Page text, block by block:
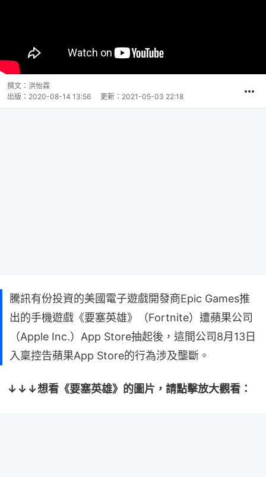
撰文： 洪怡霖
出版： 2020-08-14 13:56 更新： 2021-05-03 22:18
騰訊有份投資的美國電子遊戲開發商Epic Games推
出的手機遊戲《要塞英雄》（Fortnite）遭蘋果公司
（Apple Inc.）App Store抽起後，這間公司8月13日
入稟控告蘋果App Store的行為涉及壟斷。
↓↓↓想看《要塞英雄》的圖片，請點擊放大觀看：